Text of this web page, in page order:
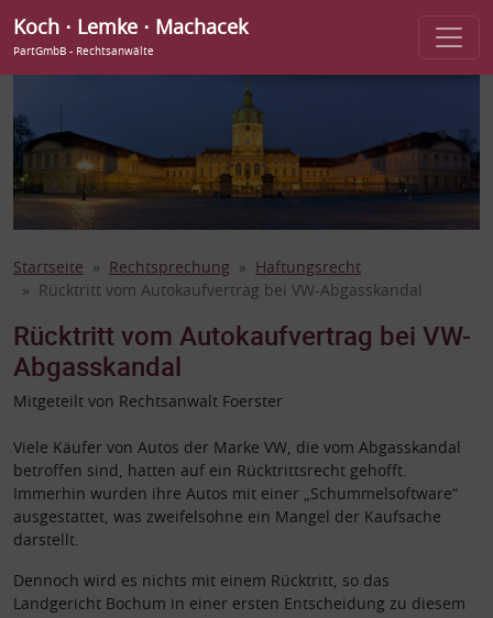
Koch ⋅ Lemke ⋅ Machacek
PartGmbB - Rechtsanwälte
Startseite Rechtsprechung
Haftungsrecht
Rücktritt vom Autokaufvertrag bei VW-Abgasskandal
Rücktritt vom Autokaufvertrag bei VW-
Abgasskandal
Mitgeteilt von Rechtsanwalt Foerster
Viele Käufer von Autos der Marke VW, die vom Abgasskandal
betroffen sind, hatten auf ein Rücktrittsrecht gehofft.
Immerhin wurden ihre Autos mit einer „Schummelsoftware“
ausgestattet, was zweifelsohne ein Mangel der Kaufsache
darstellt.
Dennoch wird es nichts mit einem Rücktritt, so das
Landgericht Bochum in einer ersten Entscheidung zu diesem